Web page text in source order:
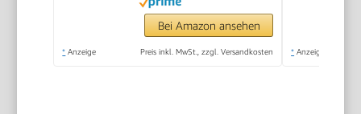
Bei Amazon ansehen
* Anzeige Preis inkl. MwSt., zzgl. Versandkosten * Anzeige